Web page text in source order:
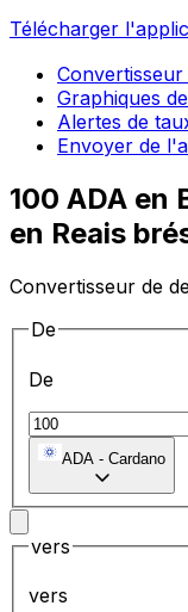
Télécharger
Convertisseur
Graphiques
Alertes de
Envoyer de
100 ADA en
en Reais
Convertisseur de
De
De
ADA - Cardano
vers
vers